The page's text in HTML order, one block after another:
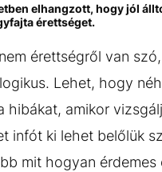
elhangzott, hogy jól
érettséget.
érettségről van
Lehet, hogy
hibákat, amikor
infót ki lehet belőlük
mit hogyan érdemes